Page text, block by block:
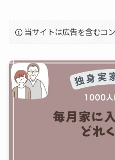
当サイトは広告を含むコ